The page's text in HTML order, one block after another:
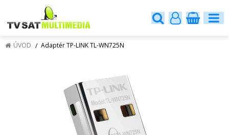
ÚVOD Adaptér TP-LINK TL-WN725N